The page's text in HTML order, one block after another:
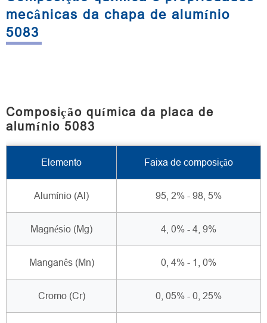
mecânicas da chapa de alumínio
5083
Composição química da placa de
alumínio 5083
Elemento Faixa de composição
Alumínio (Al) 95, 2% - 98, 5%
Magnésio (Mg) 4, 0% - 4, 9%
Manganês (Mn) 0, 4% - 1, 0%
Cromo (Cr) 0, 05% - 0, 25%